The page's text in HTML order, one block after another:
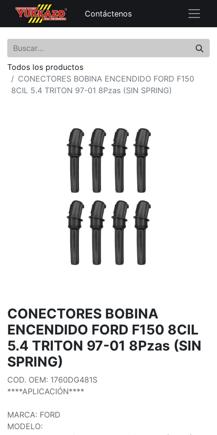
Contáctenos
Todos los productos
CONECTORES BOBINA ENCENDIDO FORD F150
8CIL 5.4 TRITON 97-01 8Pzas (SIN SPRING)
CONECTORES BOBINA
ENCENDIDO FORD F150 8CIL
5.4 TRITON 97-01 8Pzas (SIN
SPRING)
COD. OEM: 1760DG481S
****APLICACIÓN****
MARCA: FORD
MODELO: